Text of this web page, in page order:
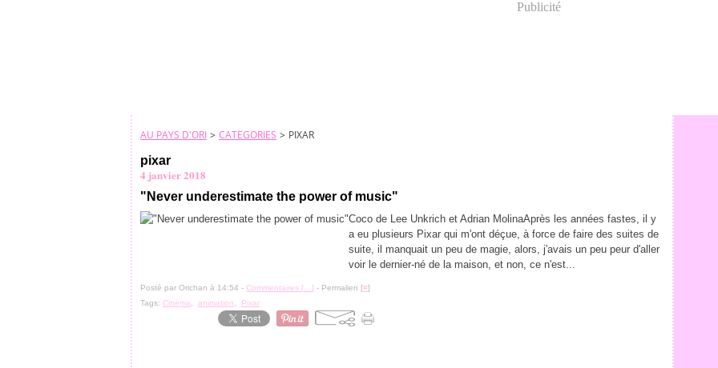
Publicité
AU PAYS D'ORI > CATEGORIES > PIXAR
pixar
4 janvier 2018
"Never underestimate the power of music"
Coco de Lee Unkrich et Adrian MolinaAprès les années fastes, il y
a eu plusieurs Pixar qui m'ont déçue, à force de faire des suites de
suite, il manquait un peu de magie, alors, j'avais un peu peur d'aller
voir le dernier-né de la maison, et non, ce n'est...
Posté par Orichan à 14:54 - Commentaires [ ] - Permalien [#]
Tags: Cinéma animation Pixar